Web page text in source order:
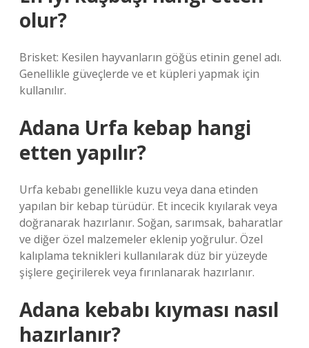
olur?
Brisket: Kesilen hayvanların göğüs etinin genel adı.
Genellikle güveçlerde ve et küpleri yapmak için
kullanılır.
Adana Urfa kebap hangi
etten yapılır?
Urfa kebabı genellikle kuzu veya dana etinden
yapılan bir kebap türüdür. Et incecik kıyılarak veya
doğranarak hazırlanır. Soğan, sarımsak, baharatlar
ve diğer özel malzemeler eklenip yoğrulur. Özel
kalıplama teknikleri kullanılarak düz bir yüzeyde
şişlere geçirilerek veya fırınlanarak hazırlanır.
Adana kebabı kıyması nasıl
hazırlanır?